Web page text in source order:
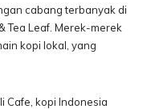
cabang terbanyak di
Tea Leaf. Merek-merek
kopi lokal, yang
Cafe, kopi Indonesia